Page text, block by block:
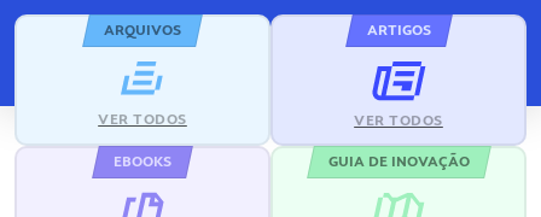
ARQUIVOS
VER TODOS
ARTIGOS
VER TODOS
EBOOKS GUIA DE INOVAÇÃO